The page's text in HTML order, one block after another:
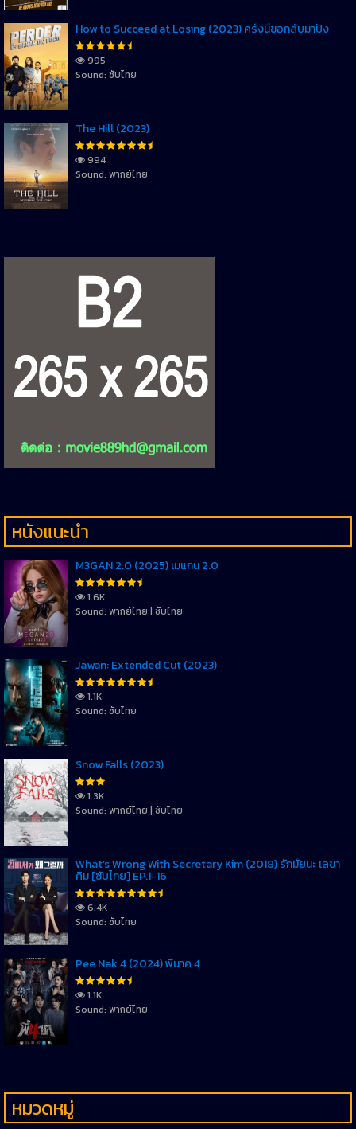
How to Succeed at Losing (2023) ครั้งนี้ขอกลับมาปัง
995
Sound: ซับไทย
The Hill (2023)
994
Sound: พากย์ไทย
หนังแนะนำ
M3GAN 2.0 (2025) เมแกน 2.0
1.6K
Sound: พากย์ไทย | ซับไทย
Jawan: Extended Cut (2023)
1.1K
Sound: ซับไทย
Snow Falls (2023)
1.3K
Sound: พากย์ไทย | ซับไทย
What’s Wrong With Secretary Kim (2018) รักมั้ยนะ เลขา
คิม [ซับไทย] EP.1-16
6.4K
Sound: ซับไทย
Pee Nak 4 (2024) พี่นาค 4
1.1K
Sound: พากย์ไทย
หมวดหมู่